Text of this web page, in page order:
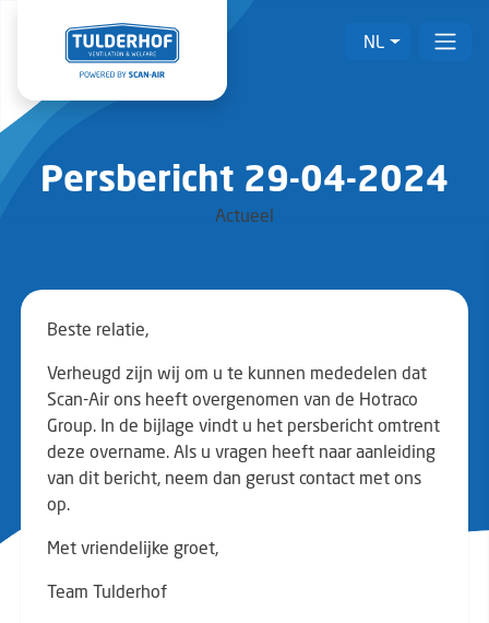
NL
Persbericht 29-04-2024
Actueel
Beste relatie,
Verheugd zijn wij om u te kunnen mededelen dat
Scan-Air ons heeft overgenomen van de Hotraco
Group. In de bijlage vindt u het persbericht omtrent
deze overname. Als u vragen heeft naar aanleiding
van dit bericht, neem dan gerust contact met ons
op.
Met vriendelijke groet,
Team Tulderhof